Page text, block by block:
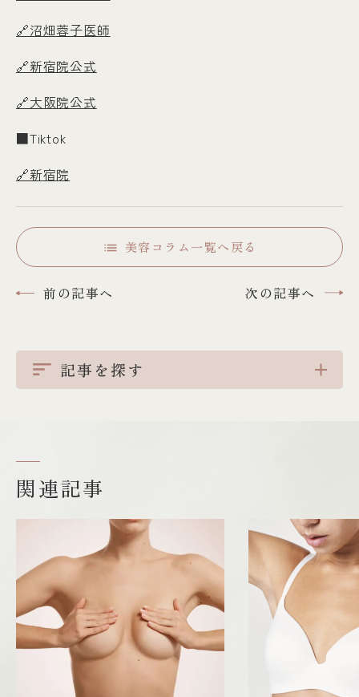
🔗沼畑蓉子医師
🔗新宿院公式
🔗大阪院公式
■Tiktok
🔗新宿院
前の記事へ 次の記事へ
美容コラム一覧へ戻る
記事を探す
関連記事